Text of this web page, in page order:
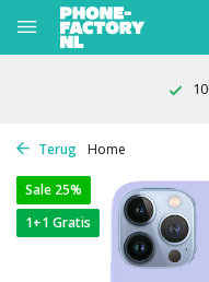
Terug Home
Sale 25%
1+1 Gratis